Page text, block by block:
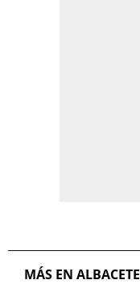
MÁS EN ALBACETE